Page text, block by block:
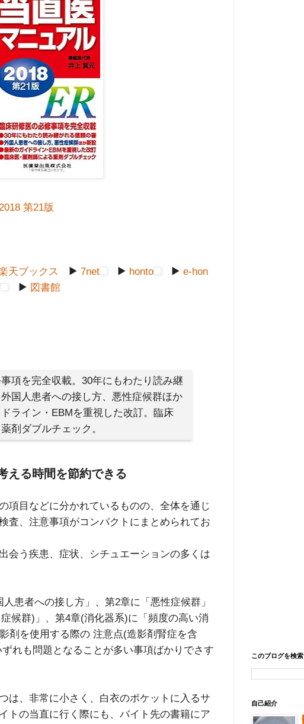
第21版
天ブックス ▶ 7net ▶ honto ▶ e-hon
▶ 図書館
項を完全収載。30年にもわたり読み継
国人患者への接し方、悪性症候群ほか
ライン・EBMを重視した改訂。臨床
剤ダブルチェック。
える時間を節約できる
目などに分かれているものの、全体を通じ
査、注意事項がコンパクトにまとめられてお
う疾患、症状、シチュエーションの多くは
患者への接し方」、第2章に「悪性症候群」
候群)」、第4章(消化器系)に「頻度の高い消
剤を使用する際の 注意点(造影剤腎症を含
れも問題となることが多い事項ばかりでさす
、非常に小さく、白衣のポケットに入るサ
トの当直に行く際にも、バイト先の書籍にア
このブログを検索
自己紹介